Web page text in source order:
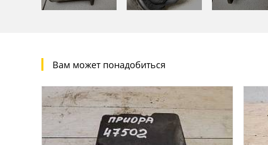
Вам может понадобиться